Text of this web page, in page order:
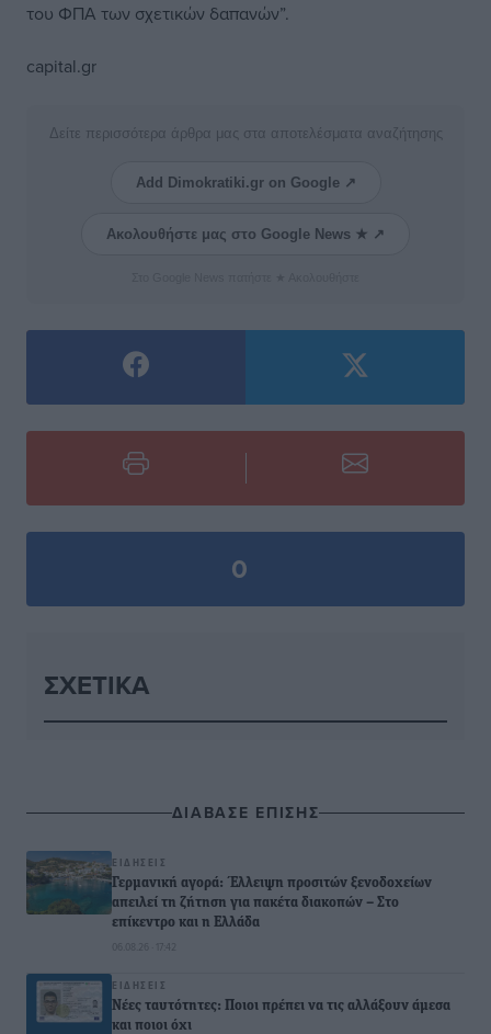
του ΦΠΑ των σχετικών δαπανών”.
capital.gr
Δείτε περισσότερα άρθρα μας στα αποτελέσματα αναζήτησης
Add Dimokratiki.gr on Google ↗
Ακολουθήστε μας στο Google News ★ ↗
0
ΣΧΕΤΙΚΆ
ΔΙΑΒΑΣΕ ΕΠΙΣΗΣ
ΕΙΔΉΣΕΙΣ
Γερμανική αγορά: Έλλειψη προσιτών ξενοδοχείων
απειλεί τη ζήτηση για πακέτα διακοπών – Στο
επίκεντρο και η Ελλάδα
06.08.26 · 17:42
ΕΙΔΉΣΕΙΣ
Νέες ταυτότητες: Ποιοι πρέπει να τις αλλάξουν άμεσα
και ποιοι όχι